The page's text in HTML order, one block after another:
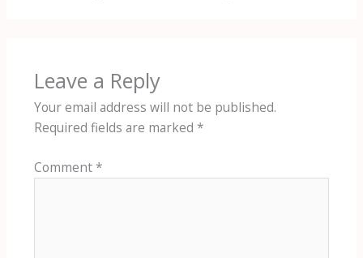
Leave a Reply
Your email address will not be published.
Required fields are marked *
Comment*